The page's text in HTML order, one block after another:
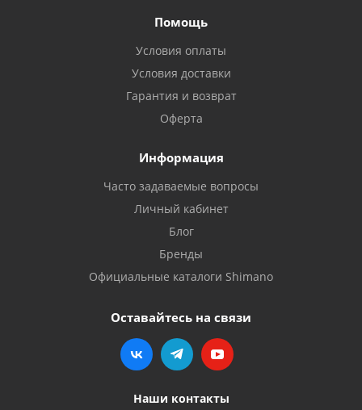
Помощь
Условия оплаты
Условия доставки
Гарантия и возврат
Оферта
Информация
Часто задаваемые вопросы
Личный кабинет
Блог
Бренды
Официальные каталоги Shimano
Оставайтесь на связи
Наши контакты